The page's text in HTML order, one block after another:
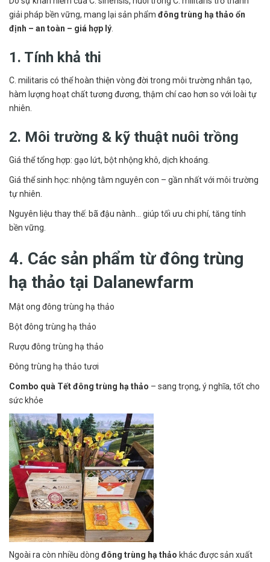
giải pháp bền vững, mang lại sản phẩm đông trùng hạ thảo ổn
định – an toàn – giá hợp lý
1. Tính khả thi
C. militaris có thể hoàn thiện vòng đời trong môi trường nhân tạo,
hàm lượng hoạt chất tương đương, thậm chí cao hơn so với loài tự
nhiên.
2. Môi trường & kỹ thuật nuôi trồng
Giá thể tổng hợp: gạo lứt, bột nhộng khô, dịch khoáng.
Giá thể sinh học: nhộng tằm nguyên con – gần nhất với môi trường
tự nhiên.
Nguyên liệu thay thế: bã đậu nành… giúp tối ưu chi phí, tăng tính
bền vững.
4. Các sản phẩm từ đông trùng
hạ thảo tại Dalanewfarm
Mật ong đông trùng hạ thảo
Bột đông trùng hạ thảo
Rượu đông trùng hạ thảo
Đông trùng hạ thảo tươi
Combo quà Tết đông trùng hạ thảo – sang trọng, ý nghĩa, tốt cho
sức khỏe
Ngoài ra còn nhiều dòng đông trùng hạ thảo khác được sản xuất